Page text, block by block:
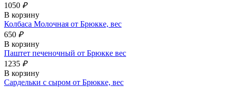
1050 ₽
В корзину
Колбаса Молочная от Брюкке, вес
650 ₽
В корзину
Паштет печеночный от Брюкке вес
1235 ₽
В корзину
Сардельки с сыром от Брюкке, вес